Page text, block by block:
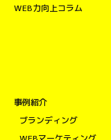
WEB力向上コラム
事例紹介
ブランディング